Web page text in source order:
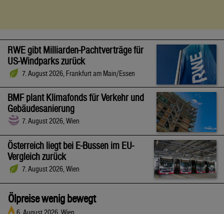
RWE gibt Milliarden-Pachtverträge für
US-Windparks zurück
7. August 2026, Frankfurt am Main/Essen
BMF plant Klimafonds für Verkehr und
Gebäudesanierung
7. August 2026, Wien
Österreich liegt bei E-Bussen im EU-
Vergleich zurück
7. August 2026, Wien
Ölpreise wenig bewegt